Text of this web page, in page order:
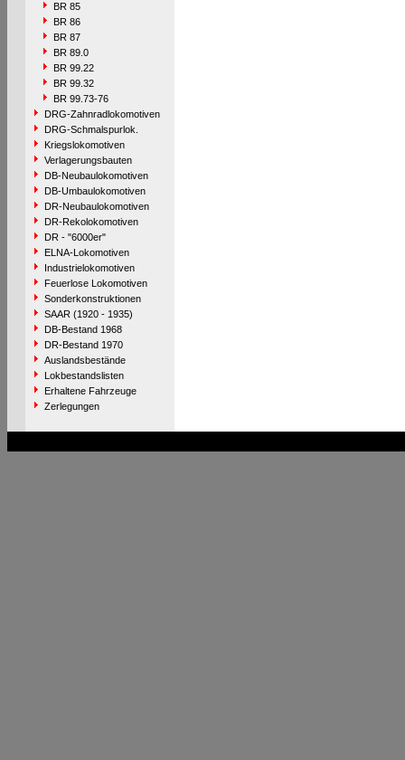
BR 85
BR 86
BR 87
BR 89.0
BR 99.22
BR 99.32
BR 99.73-76
DRG-Zahnradlokomotiven
DRG-Schmalspurlok.
Kriegslokomotiven
Verlagerungsbauten
DB-Neubaulokomotiven
DB-Umbaulokomotiven
DR-Neubaulokomotiven
DR-Rekolokomotiven
DR - "6000er"
ELNA-Lokomotiven
Industrielokomotiven
Feuerlose Lokomotiven
Sonderkonstruktionen
SAAR (1920 - 1935)
DB-Bestand 1968
DR-Bestand 1970
Auslandsbestände
Lokbestandslisten
Erhaltene Fahrzeuge
Zerlegungen